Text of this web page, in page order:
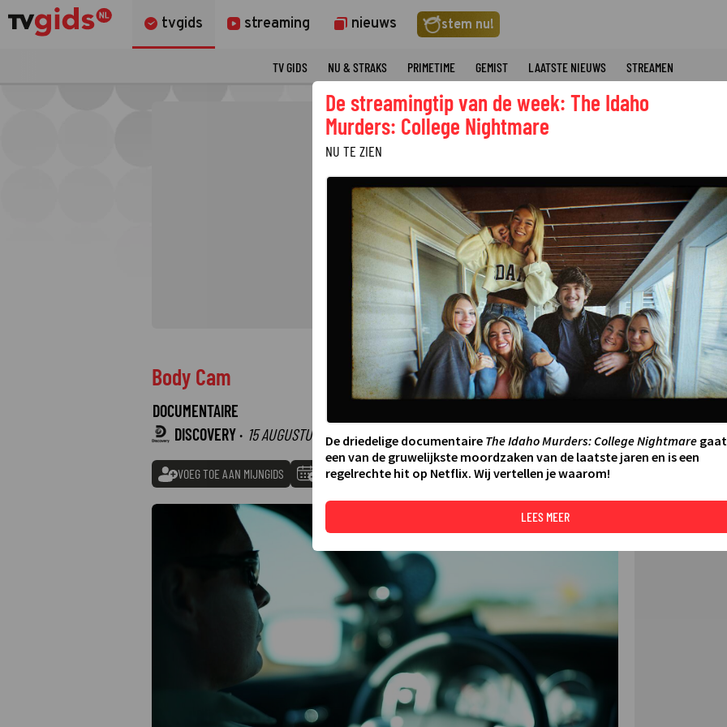
tvgids streaming nieuws stem nu!
TV GIDS NU & STRAKS PRIMETIME GEMIST LAATSTE NIEUWS STREAMEN
Body Cam
DOCUMENTAIRE
DISCOVERY · 15 AUGUSTUS 2026 00:30 - 01:25
VOEG TOE AAN MIJNGIDS TOEVOEGEN AAN AGENDA DELEN
FILMS
DE
De streamingtip van de week: The Idaho
Murders: College Nightmare
NU TE ZIEN
De driedelige documentaire The Idaho Murders: College Nightmaregaat
een van de gruwelijkste moordzaken van de laatste jaren en is een
regelrechte hit op Netflix. Wij vertellen je waarom!
LEES MEER